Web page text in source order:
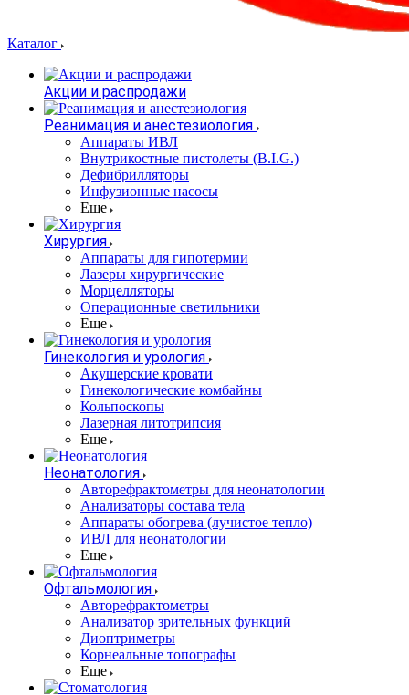
Каталог
Акции и распродажи
Реанимация и анестезиология
Аппараты ИВЛ
Внутрикостные пистолеты (B.I.G.)
Дефибрилляторы
Инфузионные насосы
Еще
Хирургия
Аппараты для гипотермии
Лазеры хирургические
Морцелляторы
Операционные светильники
Еще
Гинекология и урология
Акушерские кровати
Гинекологические комбайны
Кольпоскопы
Лазерная литотрипсия
Еще
Неонатология
Авторефрактометры для неонатологии
Анализаторы состава тела
Аппараты обогрева (лучистое тепло)
ИВЛ для неонатологии
Еще
Офтальмология
Авторефрактометры
Анализатор зрительных функций
Диоптриметры
Корнеальные топографы
Еще